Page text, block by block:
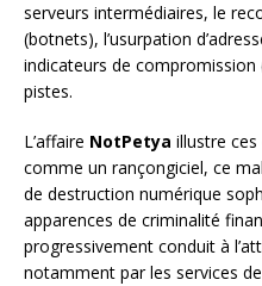
serveurs intermédiaires, le
(botnets), l’usurpation
indicateurs de
pistes.
L’affaire NotPetya illustre
comme un rançongiciel, ce
de destruction numérique
apparences de criminalité
progressivement conduit à
notamment par les services